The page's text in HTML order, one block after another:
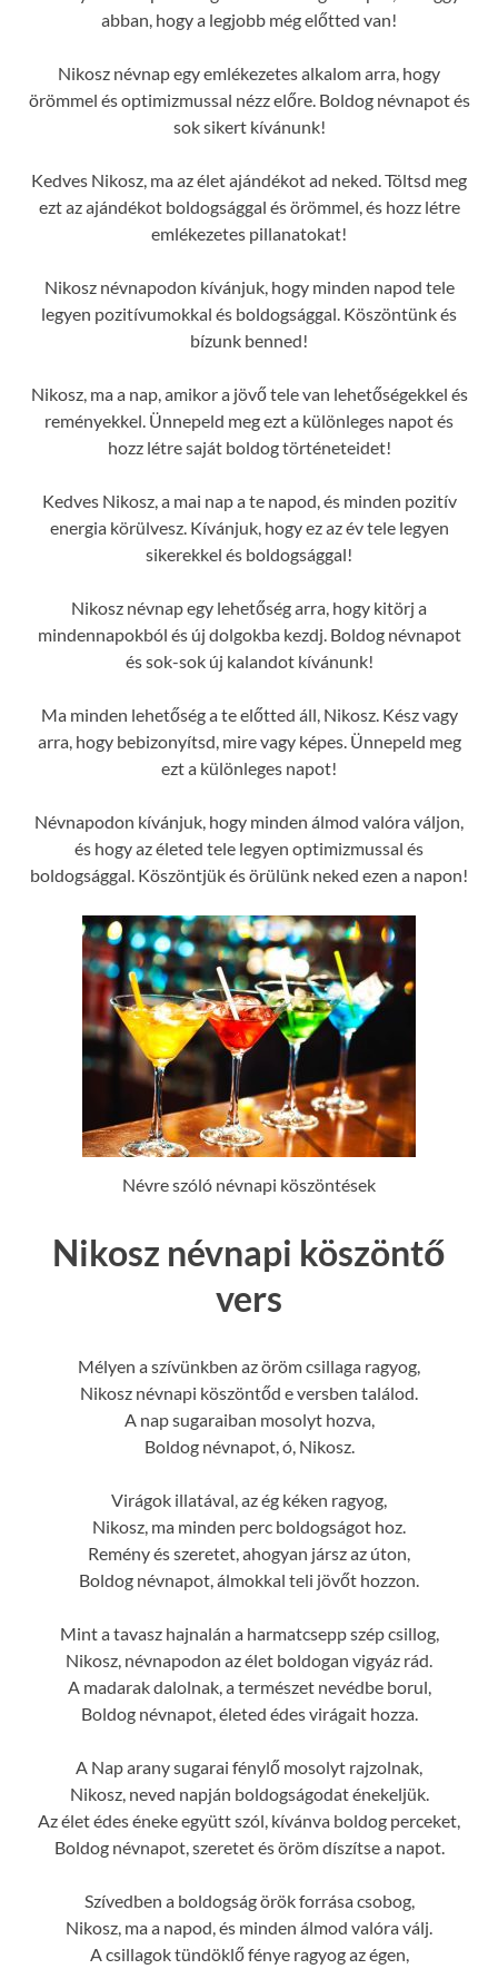
abban, hogy a legjobb még előtted van!
Nikosz névnap egy emlékezetes alkalom arra, hogy
örömmel és optimizmussal nézz előre. Boldog névnapot és
sok sikert kívánunk!
Kedves Nikosz, ma az élet ajándékot ad neked. Töltsd meg
ezt az ajándékot boldogsággal és örömmel, és hozz létre
emlékezetes pillanatokat!
Nikosz névnapodon kívánjuk, hogy minden napod tele
legyen pozitívumokkal és boldogsággal. Köszöntünk és
bízunk benned!
Nikosz, ma a nap, amikor a jövő tele van lehetőségekkel és
reményekkel. Ünnepeld meg ezt a különleges napot és
hozz létre saját boldog történeteidet!
Kedves Nikosz, a mai nap a te napod, és minden pozitív
energia körülvesz. Kívánjuk, hogy ez az év tele legyen
sikerekkel és boldogsággal!
Nikosz névnap egy lehetőség arra, hogy kitörj a
mindennapokból és új dolgokba kezdj. Boldog névnapot
és sok-sok új kalandot kívánunk!
Ma minden lehetőség a te előtted áll, Nikosz. Kész vagy
arra, hogy bebizonyítsd, mire vagy képes. Ünnepeld meg
ezt a különleges napot!
Névnapodon kívánjuk, hogy minden álmod valóra váljon,
és hogy az életed tele legyen optimizmussal és
boldogsággal. Köszöntjük és örülünk neked ezen a napon!
Névre szóló névnapi köszöntések
Nikosz névnapi köszöntő
vers
Mélyen a szívünkben az öröm csillaga ragyog,
Nikosz névnapi köszöntőd e versben találod.
A nap sugaraiban mosolyt hozva,
Boldog névnapot, ó, Nikosz.
Virágok illatával, az ég kéken ragyog,
Nikosz, ma minden perc boldogságot hoz.
Remény és szeretet, ahogyan jársz az úton,
Boldog névnapot, álmokkal teli jövőt hozzon.
Mint a tavasz hajnalán a harmatcsepp szép csillog,
Nikosz, névnapodon az élet boldogan vigyáz rád.
A madarak dalolnak, a természet nevédbe borul,
Boldog névnapot, életed édes virágait hozza.
A Nap arany sugarai fénylő mosolyt rajzolnak,
Nikosz, neved napján boldogságodat énekeljük.
Az élet édes éneke együtt szól, kívánva boldog perceket,
Boldog névnapot, szeretet és öröm díszítse a napot.
Szívedben a boldogság örök forrása csobog,
Nikosz, ma a napod, és minden álmod valóra válj.
A csillagok tündöklő fénye ragyog az égen,